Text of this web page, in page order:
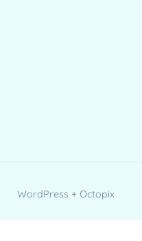
WordPress + Octopix